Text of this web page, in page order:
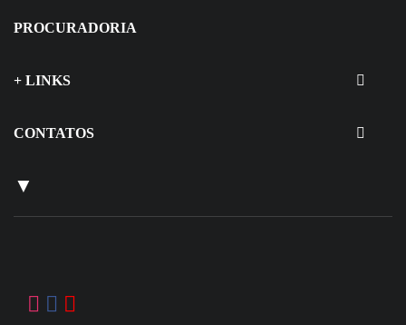
PROCURADORIA
+ LINKS
CONTATOS
▼